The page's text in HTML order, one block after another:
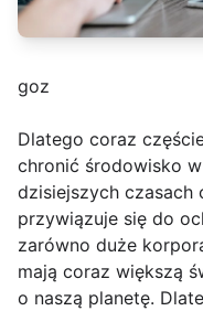
goz
Dlatego coraz
chronić środowisko
dzisiejszych czasach
przywiązuje się do
zarówno duże
mają coraz większą
o naszą planetę.